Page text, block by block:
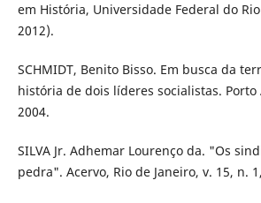
em História, Universidade Federal do
2012).
SCHMIDT, Benito Bisso. Em busca da
história de dois líderes socialistas. Porto
2004.
SILVA Jr. Adhemar Lourenço da. "Os
pedra". Acervo, Rio de Janeiro, v. 15, n.